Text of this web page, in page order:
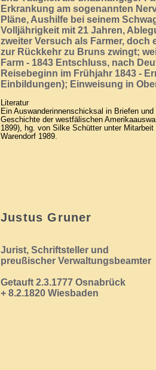
Erkrankung am sogenannten
Pläne, Aushilfe bei seinem
Volljährigkeit mit 21 Jahren,
zweiter Versuch als Farmer, doch
zur Rückkehr zu Bruns zwingt;
Farm - 1843 Entschluss, nach
Reisebeginn im Frühjahr 1843 -
Einbildungen); Einweisung in
Literatur
Ein Auswanderinnenschicksal in Briefen
Geschichte der westfälischen
1899), hg. von Silke Schütter unter
Warendorf 1989.
Justus Gruner
Jurist, Schriftsteller und
preußischer Verwaltungsbeamter
Getauft 2.3.1777 Osnabrück
+ 8.2.1820 Wiesbaden